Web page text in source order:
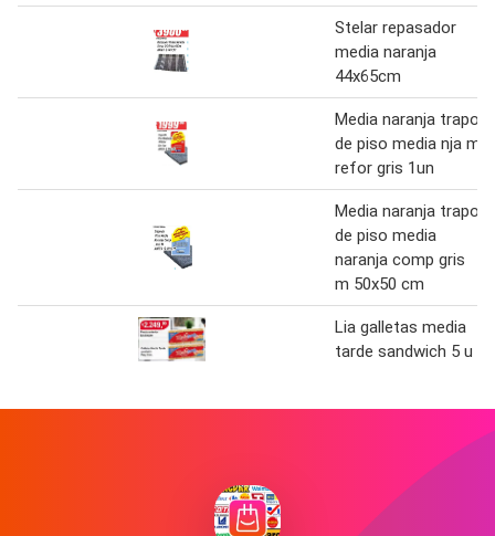
Stelar repasador
media naranja
44x65cm
Media naranja trapo
de piso media nja m
refor gris 1un
Media naranja trapo
de piso media
naranja comp gris
m 50x50 cm
Lia galletas media
tarde sandwich 5 u